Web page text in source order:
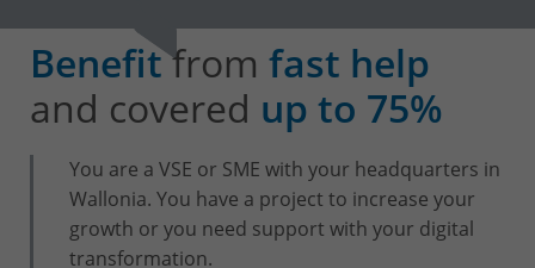
Benefitfrom fast help
and covered up to 75%
You are a VSE or SME with your headquarters in
Wallonia. You have a project to increase your
growth or you need support with your digital
transformation.